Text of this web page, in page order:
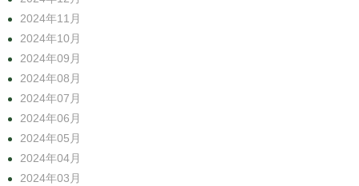
2024年11月
2024年10月
2024年09月
2024年08月
2024年07月
2024年06月
2024年05月
2024年04月
2024年03月